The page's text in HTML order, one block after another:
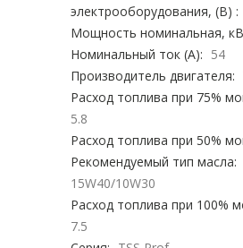
электрооборудования, (В) :
Мощность номинальная,
Номинальный ток (А): 54
Производитель двигателя:
Расход топлива при 75%
5.8
Расход топлива при 50%
Рекомендуемый тип масла:
15W40/10W30
Расход топлива при 100%
7.5